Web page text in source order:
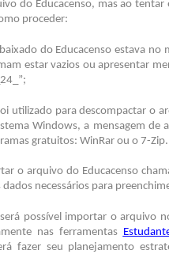
do Educacenso, mas ao
proceder:
do Educacenso estava no
estar vazios ou apresentar
utilizado para descompactar o
Windows, a mensagem de
gratuitos: WinRar ou o 7-Zip.
o arquivo do Educacenso
necessários para
possível importar o arquivo
nas ferramentas
fazer seu planejamento